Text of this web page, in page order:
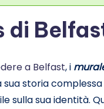
di
a Belfast, i
storia
sulla sua identità.